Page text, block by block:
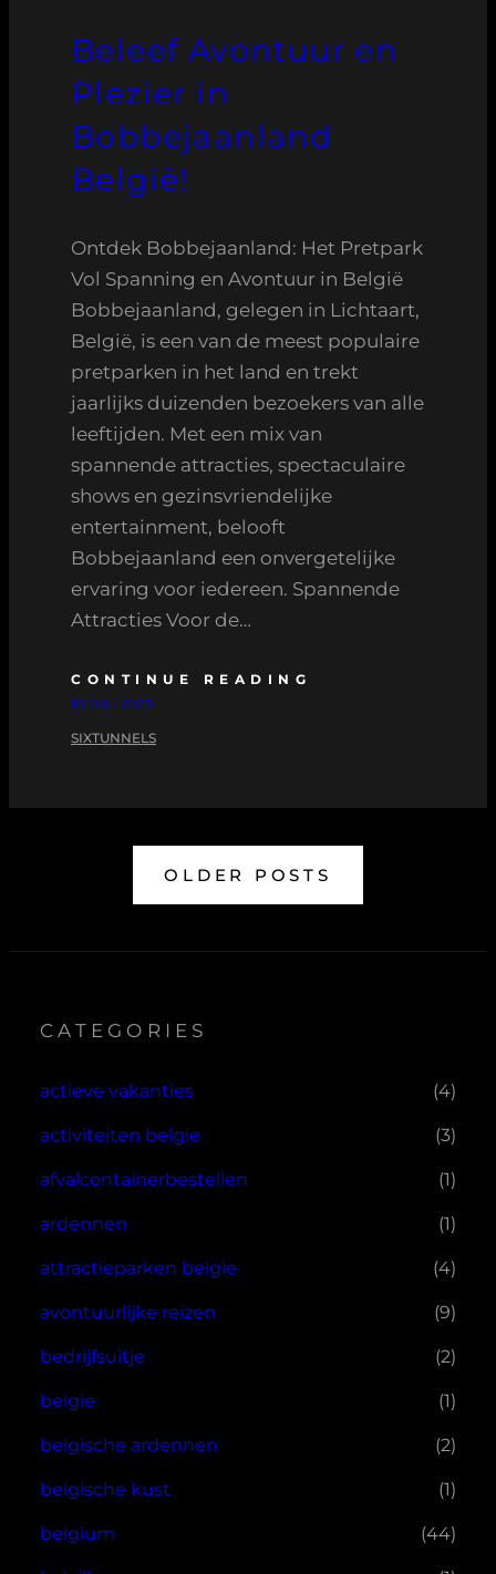
Beleef Avontuur en
Plezier in
Bobbejaanland
België!
Ontdek Bobbejaanland: Het Pretpark
Vol Spanning en Avontuur in België
Bobbejaanland, gelegen in Lichtaart,
België, is een van de meest populaire
pretparken in het land en trekt
jaarlijks duizenden bezoekers van alle
leeftijden. Met een mix van
spannende attracties, spectaculaire
shows en gezinsvriendelijke
entertainment, belooft
Bobbejaanland een onvergetelijke
ervaring voor iedereen. Spannende
Attracties Voor de…
CONTINUE READING
18 JULI 2025
SIXTUNNELS
OLDER POSTS
CATEGORIES
actieve vakanties (4)
activiteiten belgie (3)
afvalcontainerbestellen (1)
ardennen (1)
attractieparken belgie (4)
avontuurlijke reizen (9)
bedrijfsuitje (2)
belgie (1)
belgische ardennen (2)
belgische kust (1)
belgium (44)